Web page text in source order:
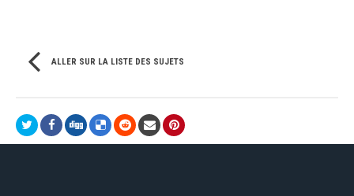
ALLER SUR LA LISTE DES SUJETS